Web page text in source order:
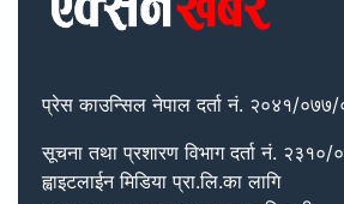
प्रेस काउन्सिल नेपाल दर्ता नं. २०४१/
सूचना तथा प्रशारण विभाग दर्ता नं.
ह्वाइटलाईन मिडिया प्रा.लि.का लागि